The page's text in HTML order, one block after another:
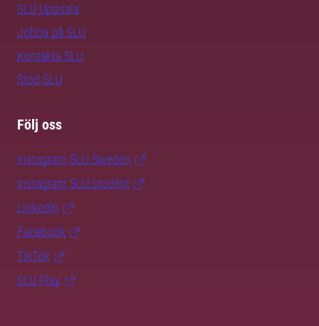
SLU Uppsala
Jobba på SLU
Kontakta SLU
Stöd SLU
Följ oss
Instagram SLU.Sweden
Instagram SLU.student
LinkedIn
Facebook
TikTok
SLU Play